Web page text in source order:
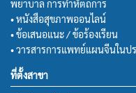
พยาบาล การทำหัตถการ
• หนังสือสุขภาพออนไลน์
• ข้อเสนอแนะ / ข้อร้องเรียน
• วารสารการแพทย์แผนจีนในป
ที่ตั้งสาขา